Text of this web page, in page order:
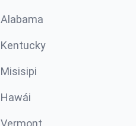
Alabama
Kentucky
Misisipi
Hawái
Vermont